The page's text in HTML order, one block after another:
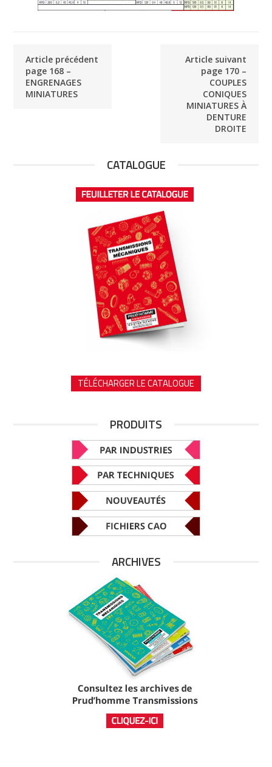
Article précédent
page 168 –
ENGRENAGES
MINIATURES
Article suivant
page 170 –
COUPLES
CONIQUES
MINIATURES À
DENTURE
DROITE
CATALOGUE
TÉLÉCHARGER LE CATALOGUE
PRODUITS
ARCHIVES